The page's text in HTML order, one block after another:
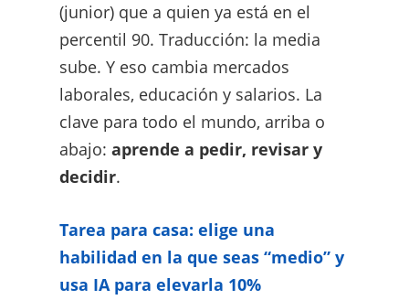
(junior) que a quien ya está en el
percentil 90. Traducción: la media
sube. Y eso cambia mercados
laborales, educación y salarios. La
clave para todo el mundo, arriba o
abajo: aprende a pedir, revisar y
decidir.
Tarea para casa: elige una
habilidad en la que seas “medio” y
usa IA para elevarla 10%